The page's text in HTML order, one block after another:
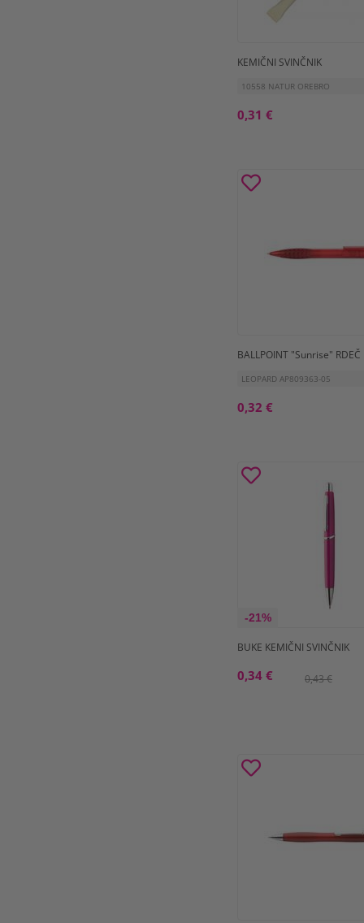
KEMIČNI SVINČNIK
10558 NATUR OREBRO
0,31 €
BALLPOINT "Sunrise" RDEČ
LEOPARD AP809363-05
0,32 €
-21%
BUKE KEMIČNI SVINČNIK
0,43 €
0,34 €